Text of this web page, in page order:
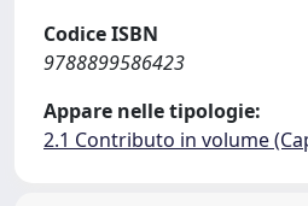
Codice ISBN
9788899586423
Appare nelle tipologie:
2.1 Contributo in volume